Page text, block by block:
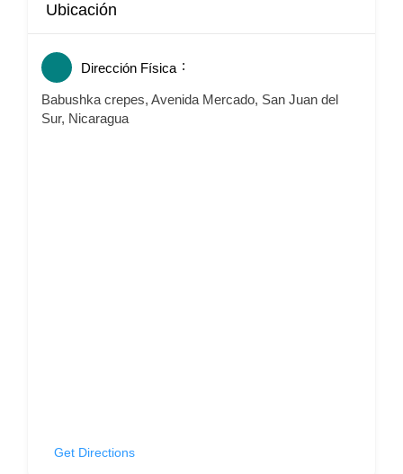
Ubicación
Dirección Física
Babushka crepes, Avenida Mercado, San Juan del
Sur, Nicaragua
Get Directions